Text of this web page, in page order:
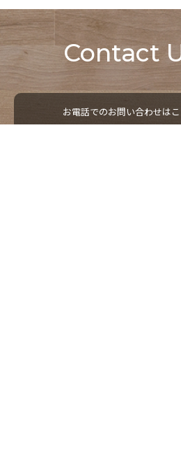
Contact
お電話でのお問い合わせは
052-529-